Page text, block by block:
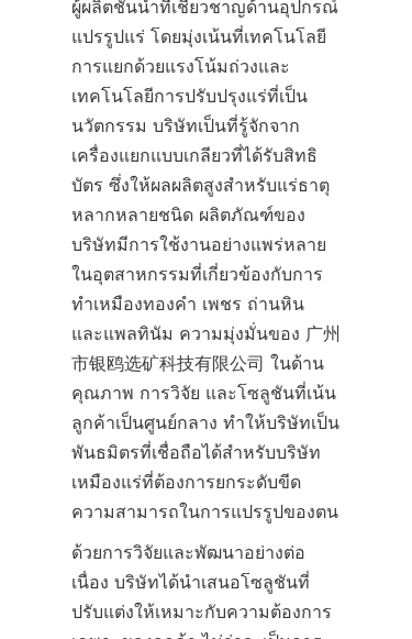
ผู้ผลิตชั้นนำที่เชี่ยวชาญด้านอุปกรณ์
แปรรูปแร่ โดยมุ่งเน้นที่เทคโนโลยี
การแยกด้วยแรงโน้มถ่วงและ
เทคโนโลยีการปรับปรุงแร่ที่เป็น
นวัตกรรม บริษัทเป็นที่รู้จักจาก
เครื่องแยกแบบเกลียวที่ได้รับสิทธิ
บัตร ซึ่งให้ผลผลิตสูงสำหรับแร่ธาตุ
หลากหลายชนิด ผลิตภัณฑ์ของ
บริษัทมีการใช้งานอย่างแพร่หลาย
ในอุตสาหกรรมที่เกี่ยวข้องกับการ
ทำเหมืองทองคำ เพชร ถ่านหิน
และแพลทินัม ความมุ่งมั่นของ 广州
市银鸥选矿科技有限公司 ในด้าน
คุณภาพ การวิจัย และโซลูชันที่เน้น
ลูกค้าเป็นศูนย์กลาง ทำให้บริษัทเป็น
พันธมิตรที่เชื่อถือได้สำหรับบริษัท
เหมืองแร่ที่ต้องการยกระดับขีด
ความสามารถในการแปรรูปของตน
ด้วยการวิจัยและพัฒนาอย่างต่อ
เนื่อง บริษัทได้นำเสนอโซลูชันที่
ปรับแต่งให้เหมาะกับความต้องการ